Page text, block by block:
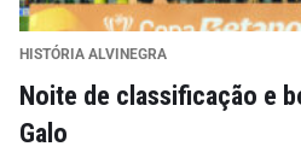
HISTÓRIA ALVINEGRA
Noite de classificação e
Galo